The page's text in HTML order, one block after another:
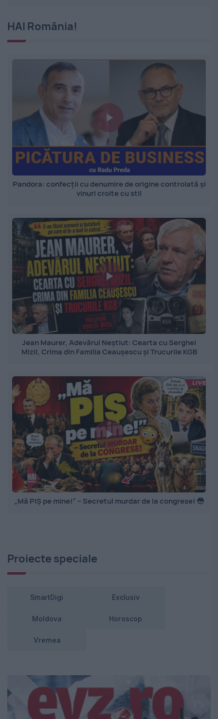
HAI România!
Pandora: confecții cu denumire de origine controlată și
vinuri croite cu stil
Jean Maurer, Adevărul Neștiut: Cearta cu Serghei
Mizil, Crima din Familia Ceaușescu și Trucurile KGB
„Mă PIȘ pe mine!” – Secretul murdar de la congrese! 😳
Proiecte speciale
SmartDigi Exclusiv
Moldova Horoscop
Vremea